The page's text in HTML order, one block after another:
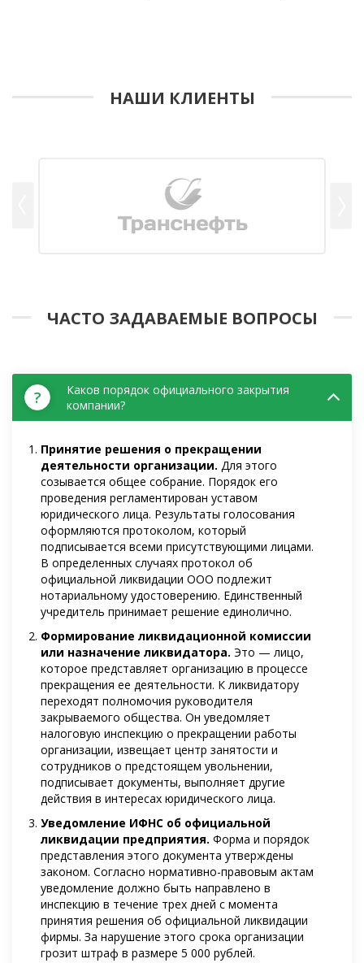
НАШИ КЛИЕНТЫ
ЧАСТО ЗАДАВАЕМЫЕ ВОПРОСЫ
?
Каков порядок официального закрытия
компании?
Принятие решения о прекращении
деятельности организации. Для этого
созывается общее собрание. Порядок его
проведения регламентирован уставом
юридического лица. Результаты голосования
оформляются протоколом, который
подписывается всеми присутствующими лицами.
В определенных случаях протокол об
официальной ликвидации ООО подлежит
нотариальному удостоверению. Единственный
учредитель принимает решение единолично.
Формирование ликвидационной комиссии
или назначение ликвидатора. Это — лицо,
которое представляет организацию в процессе
прекращения ее деятельности. К ликвидатору
переходят полномочия руководителя
закрываемого общества. Он уведомляет
налоговую инспекцию о прекращении работы
организации, извещает центр занятости и
сотрудников о предстоящем увольнении,
подписывает документы, выполняет другие
действия в интересах юридического лица.
Уведомление ИФНС об официальной
ликвидации предприятия. Форма и порядок
представления этого документа утверждены
законом. Согласно нормативно-правовым актам
уведомление должно быть направлено в
инспекцию в течение трех дней с момента
принятия решения об официальной ликвидации
фирмы. За нарушение этого срока организации
грозит штраф в размере 5 000 рублей.